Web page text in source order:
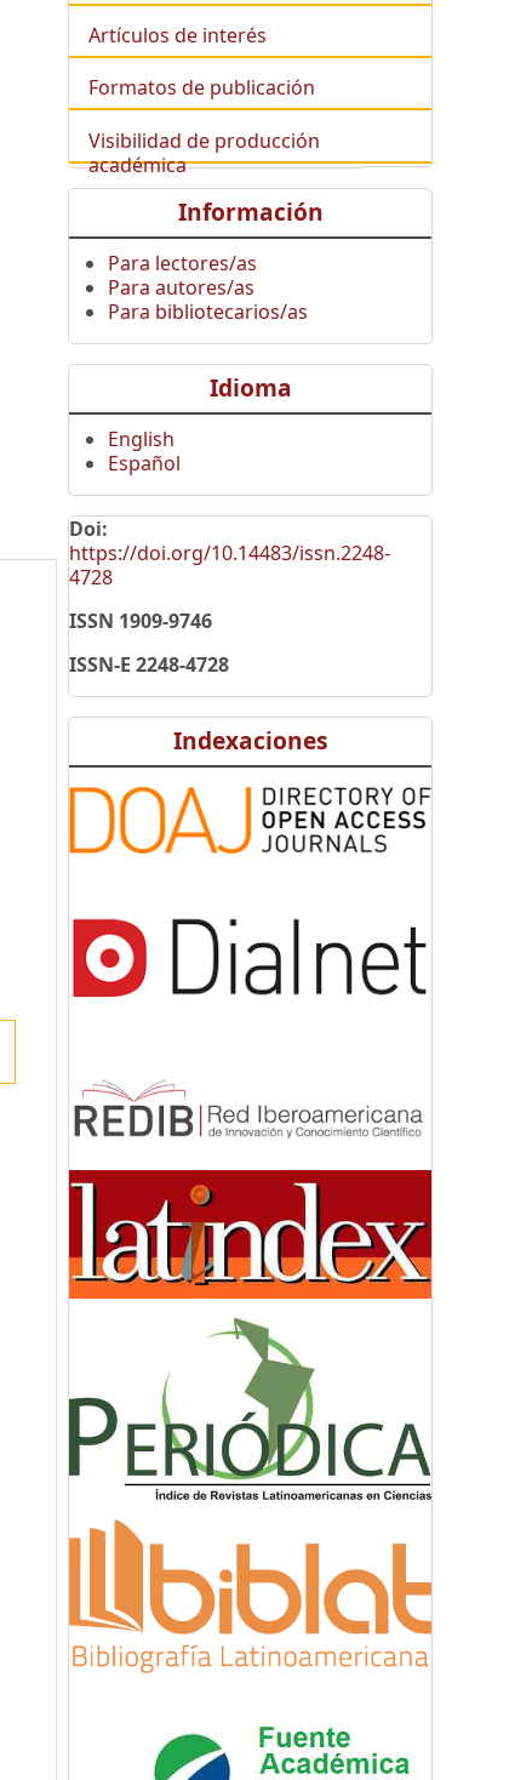
Artículos de interés
Formatos de publicación
Visibilidad de producción
académica
Información
Para lectores/as
Para autores/as
Para bibliotecarios/as
Idioma
English
Español
Doi:
https://doi.org/10.14483/issn.2248-
4728
ISSN 1909-9746
ISSN-E 2248-4728
Indexaciones